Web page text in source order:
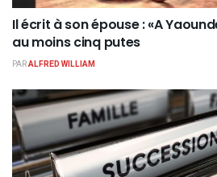
Il écrit à son épouse : «A
au moins cinq putes
PARALFRED WILLIAM